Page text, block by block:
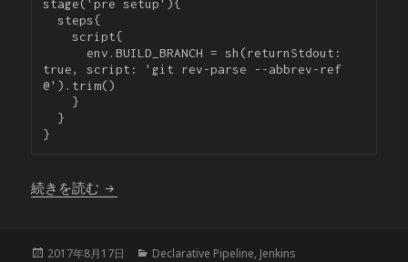
stage('pre setup'){
  steps{
    script{
true, script: 'git rev-parse --abbrev-ref
@').trim()
}
続きを読む Declarative Pipeline で 自動Checkoutしたブラ
投
2017年8月17日
カ
Declarative Pipeline, Jenkins